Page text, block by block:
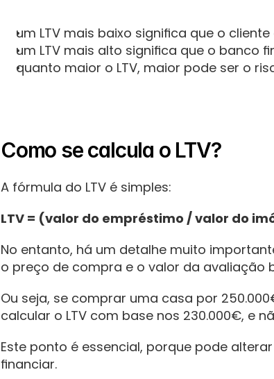
um LTV mais baixo significa que o
um LTV mais alto significa que o banco
quanto maior o LTV, maior pode ser o
Como se calcula o LTV?
A fórmula do LTV é simples:
LTV = (valor do empréstimo / valor do
No entanto, há um detalhe muito
o preço de compra e o valor da avaliação
Ou seja, se comprar uma casa por
calcular o LTV com base nos 230.000€, e
Este ponto é essencial, porque pode
financiar.